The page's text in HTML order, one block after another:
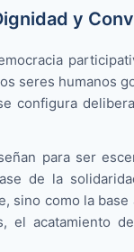
y
seres humanos
configura
para ser
de la
sino como la
el acatamiento